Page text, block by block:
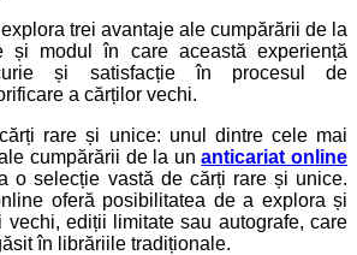
trei avantaje ale cumpărării de la
și modul în care această experiență
și satisfacție în procesul de
a cărților vechi.
rare și unice: unul dintre cele mai
cumpărării de la unanticariat online
o selecție vastă de cărți rare și unice.
oferă posibilitatea de a explora și
vechi, ediții limitate sau autografe, care
în librăriile tradiționale.